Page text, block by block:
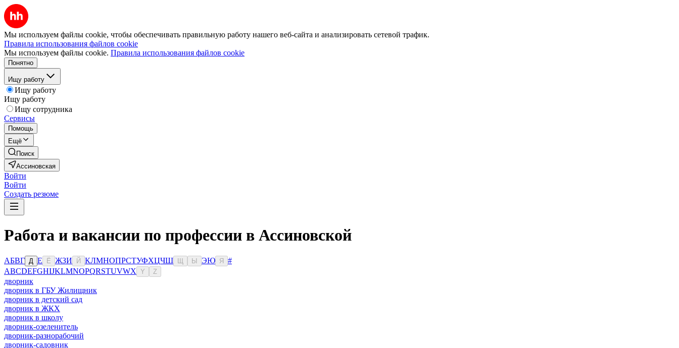
Мы используем файлы cookie, чтобы обеспечивать правильную работу нашего веб-сайта и анализировать сетевой трафик.
Правила использования файлов cookie
Мы используем файлы cookie. Правила использования файлов cookie
Понятно
Ищу работу
Ищу работу
Ищу работу
Ищу сотрудника
Сервисы
Помощь
Ещё
Поиск
Ассиновская
Войти
Войти
Создать резюме
Работа и вакансии по профессии в Ассиновской
АБВГ Д Е Ё ЖЗИ Й КЛМНОПРСТУФХЦЧШ Ы ЭЮ Я
#
ABCDEFGHIJKLMNOPQRSTUVWX Y Z
дворник
дворник в ГБУ Жилищник
дворник в детский сад
дворник в ЖКХ
дворник в школу
дворник-озеленитель
дворник-разнорабочий
дворник-садовник